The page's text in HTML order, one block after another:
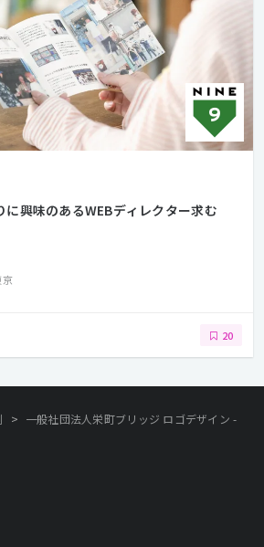
に興味のあるWEBディレクター求む
京
20
> 一般社団法人栄町ブリッジ ロゴデザイン -